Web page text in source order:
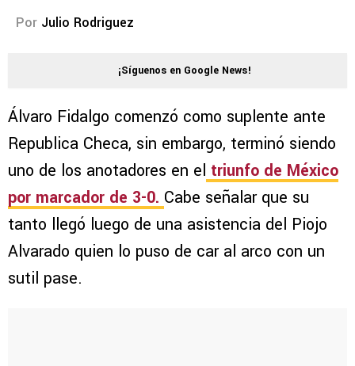
Por Julio Rodriguez
¡Síguenos en Google News!
Álvaro Fidalgo comenzó como suplente ante
Republica Checa, sin embargo, terminó siendo
uno de los anotadores en el triunfo de México
por marcador de 3-0. Cabe señalar que su
tanto llegó luego de una asistencia del Piojo
Alvarado quien lo puso de car al arco con un
sutil pase.